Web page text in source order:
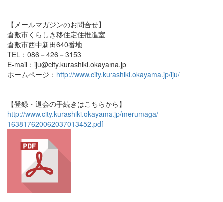
【メールマガジンのお問合せ】
倉敷市くらしき移住定住推進室
倉敷市西中新田640番地
TEL：086－426－3153
E-mail：iju@city.kurashiki.okayama.jp
ホームページ： http://www.city.kurashiki.okayama.jp/iju/
【登録・退会の手続きはこちらから】
http://www.city.kurashiki.okayama.jp/merumaga/
163817620062037013452.pdf